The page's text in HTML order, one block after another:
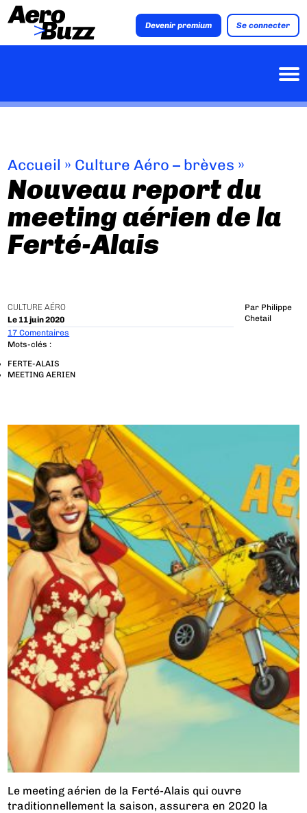
Devenir premium Se connecter
Accueil » Culture Aéro – brèves »
Nouveau report du
meeting aérien de la
Ferté-Alais
CULTURE AÉRO
Le 11 juin 2020
Par Philippe
Chetail
17 Comentaires
Mots-clés :
FERTE-ALAIS
MEETING AERIEN
Le meeting aérien de la Ferté-Alais qui ouvre
traditionnellement la saison, assurera en 2020 la